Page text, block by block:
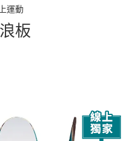
運動
板